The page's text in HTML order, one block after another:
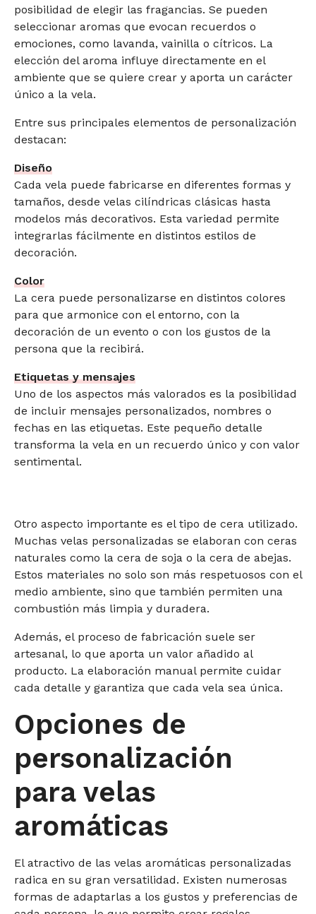
posibilidad de elegir las fragancias. Se pueden
seleccionar aromas que evocan recuerdos o
emociones, como lavanda, vainilla o cítricos. La
elección del aroma influye directamente en el
ambiente que se quiere crear y aporta un carácter
único a la vela.
Entre sus principales elementos de personalización
destacan:
Diseño
Cada vela puede fabricarse en diferentes formas y
tamaños, desde velas cilíndricas clásicas hasta
modelos más decorativos. Esta variedad permite
integrarlas fácilmente en distintos estilos de
decoración.
Color
La cera puede personalizarse en distintos colores
para que armonice con el entorno, con la
decoración de un evento o con los gustos de la
persona que la recibirá.
Etiquetas y mensajes
Uno de los aspectos más valorados es la posibilidad
de incluir mensajes personalizados, nombres o
fechas en las etiquetas. Este pequeño detalle
transforma la vela en un recuerdo único y con valor
sentimental.
Otro aspecto importante es el tipo de cera utilizado.
Muchas velas personalizadas se elaboran con ceras
naturales como la cera de soja o la cera de abejas.
Estos materiales no solo son más respetuosos con el
medio ambiente, sino que también permiten una
combustión más limpia y duradera.
Además, el proceso de fabricación suele ser
artesanal, lo que aporta un valor añadido al
producto. La elaboración manual permite cuidar
cada detalle y garantiza que cada vela sea única.
Opciones de
personalización
para velas
aromáticas
El atractivo de las velas aromáticas personalizadas
radica en su gran versatilidad. Existen numerosas
formas de adaptarlas a los gustos y preferencias de